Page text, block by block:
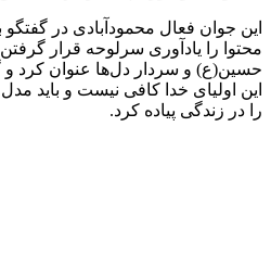
این جوان فعال محمودآبادی در گفتگو
محتوا را یادآوری سرلوحه قرار
حسین(ع) و سردار دل‌ها عنوان کرد
این اولیای خدا کافی نیست و باید
را در زندگی پیاده کرد.